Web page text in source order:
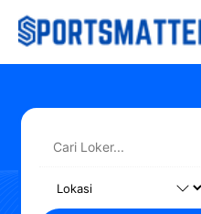
Langsung